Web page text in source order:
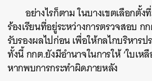
อย่างไรก็ตาม ในบางเขตเลือกตั้
ร้องเรียนที่อยู่ระหว่างการตรวจสอบ ก
รับรองผลไปก่อน เพื่อให้กลไกบริหารป
ทั้งนี้ กกต.ยังมีอำนาจในการให้ ‘ใบเหลื
หากพบการกระทำผิดภายหลัง